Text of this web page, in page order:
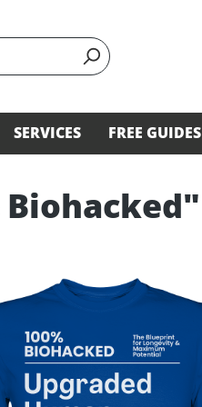
SERVICES FREE GUIDES
Biohacked"